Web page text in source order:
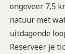
ongeveer 7,5
natuur met
uitdagende
Reserveer je